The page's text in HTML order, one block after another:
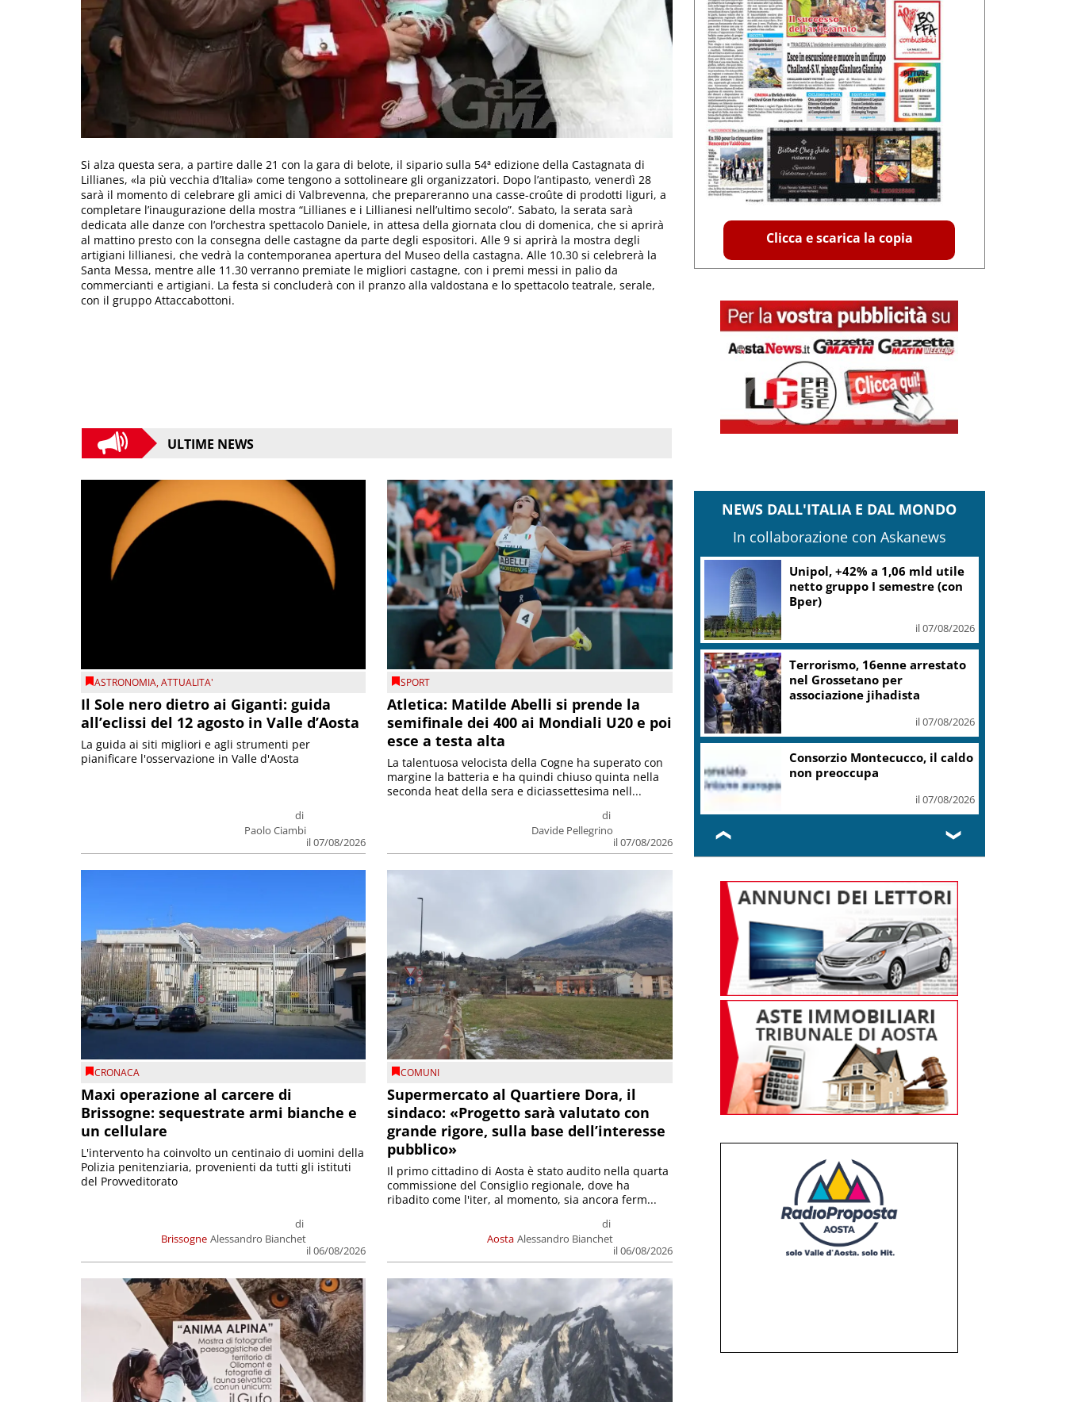
Si alza questa sera, a partire dalle 21 con la gara di belote, il sipario sulla 54ª edizione della Castagnata di
Lillianes, «la più vecchia d’Italia» come tengono a sottolineare gli organizzatori. Dopo l’antipasto, venerdì 28
sarà il momento di celebrare gli amici di Valbrevenna, che prepareranno una casse-croûte di prodotti liguri, a
completare l’inaugurazione della mostra “Lillianes e i Lillianesi nell’ultimo secolo”. Sabato, la serata sarà
dedicata alle danze con l’orchestra spettacolo Daniele, in attesa della giornata clou di domenica, che si aprirà
al mattino presto con la consegna delle castagne da parte degli espositori. Alle 9 si aprirà la mostra degli
artigiani lillianesi, che vedrà la contemporanea apertura del Museo della castagna. Alle 10.30 si celebrerà la
Santa Messa, mentre alle 11.30 verranno premiate le migliori castagne, con i premi messi in palio da
commercianti e artigiani. La festa si concluderà con il pranzo alla valdostana e lo spettacolo teatrale, serale,
con il gruppo Attaccabottoni.
ULTIME NEWS
ASTRONOMIA,ATTUALITA'
Il Sole nero dietro ai Giganti: guida
all’eclissi del 12 agosto in Valle d’Aosta
di
Paolo Ciambi
il 07/08/2026
La guida ai siti migliori e agli strumenti per
pianificare l'osservazione in Valle d'Aosta
SPORT
Atletica: Matilde Abelli si prende la
semifinale dei 400 ai Mondiali U20 e poi
esce a testa alta
di
Davide Pellegrino
il 07/08/2026
La talentuosa velocista della Cogne ha superato con
margine la batteria e ha quindi chiuso quinta nella
seconda heat della sera e diciassettesima nell...
CRONACA
Maxi operazione al carcere di
Brissogne: sequestrate armi bianche e
un cellulare
Brissogne
di
Alessandro Bianchet
il 06/08/2026
L'intervento ha coinvolto un centinaio di uomini della
Polizia penitenziaria, provenienti da tutti gli istituti
del Provveditorato
COMUNI
Supermercato al Quartiere Dora, il
sindaco: «Progetto sarà valutato con
grande rigore, sulla base dell’interesse
pubblico»
Aosta
di
Alessandro Bianchet
il 06/08/2026
Il primo cittadino di Aosta è stato audito nella quarta
commissione del Consiglio regionale, dove ha
ribadito come l'iter, al momento, sia ancora ferm...
Clicca e scarica la copia
NEWS DALL'ITALIA E DAL MONDO
In collaborazione con Askanews
Mps: utile netto semestre
oltre 1,1 miliardi (+25,3%),
sopra le attese
il 07/08/2026
Musica e arte contemporanea,
Lerici ha puntato su Giovanni
Ozzola
il 07/08/2026
Guggenheim Venezia, dolore
per la scomparsa di Maria Rita
il 07/08/2026